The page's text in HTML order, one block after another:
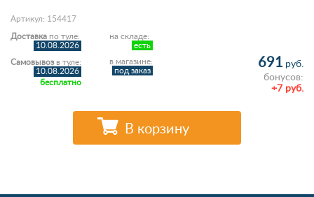
Артикул: 154417
на складе:
есть
в магазине:
под заказ
Доставка по туле:
10.08.2026
Самовывозв туле:
10.08.2026
бесплатно
691 руб.
бонусов:
+7 руб.
В корзину